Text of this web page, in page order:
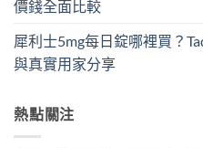
價錢全面比較
犀利士5mg每日錠哪裡買？
與真實用家分享
熱點關注